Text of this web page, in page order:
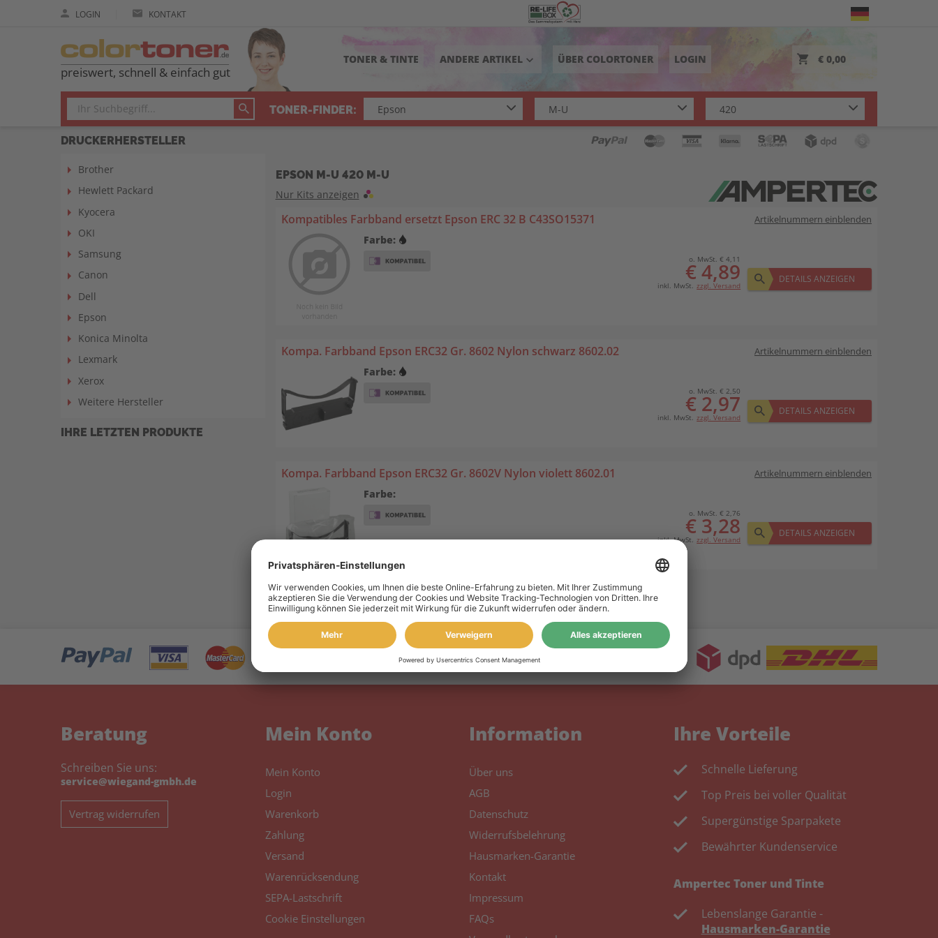
LOGIN KONTAKT
preiswert, schnell & einfach gut
TONER & TINTE ANDERE ARTIKEL keyboard_arrow_down ÜBER COLORTONER LOGIN € 0,00
TONER-FINDER:
DRUCKERHERSTELLER
Brother
Hewlett Packard
Kyocera
OKI
Samsung
Canon
Dell
Epson
Konica Minolta
Lexmark
Xerox
Weitere Hersteller
IHRE LETZTEN PRODUKTE
EPSON M-U 420 M-U
Nur Kits anzeigen
Kompatibles Farbband ersetzt Epson ERC 32 B C43SO15371 Artikelnummern einblenden
Farbe:
o. MwSt. € 4,11
€ 4,89
inkl. MwSt. zzgl. Versand
DETAILS ANZEIGEN
Kompa. Farbband Epson ERC32 Gr. 8602 Nylon schwarz 8602.02 Artikelnummern einblenden
Farbe:
o. MwSt. € 2,50
€ 2,97
inkl. MwSt. zzgl. Versand
DETAILS ANZEIGEN
Kompa. Farbband Epson ERC32 Gr. 8602V Nylon violett 8602.01 Artikelnummern einblenden
Farbe:
o. MwSt. € 2,76
€ 3,28
inkl. MwSt. zzgl. Versand
DETAILS ANZEIGEN
Beratung
Schreiben Sie uns:
service@wiegand-gmbh.de
Vertrag widerrufen
Mein Konto
Mein Konto
Login
Warenkorb
Zahlung
Versand
Warenrücksendung
SEPA-Lastschrift
Cookie Einstellungen
Information
Über uns
AGB
Datenschutz
Widerrufsbelehrung
Hausmarken-Garantie
Kontakt
Impressum
FAQs
Ihre Vorteile
Schnelle Lieferung
Top Preis bei voller Qualität
Supergünstige Sparpakete
Bewährter Kundenservice
Ampertec Toner und Tinte
Lebenslange Garantie -
Hausmarken-Garantie